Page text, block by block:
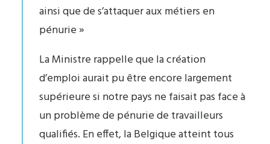
ainsi que de s’attaquer aux métiers en
pénurie »
La Ministre rappelle que la création
d’emploi aurait pu être encore largement
supérieure si notre pays ne faisait pas face à
un problème de pénurie de travailleurs
qualifiés. En effet, la Belgique atteint tous